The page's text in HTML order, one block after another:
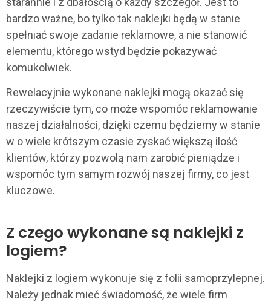
bardzo ważne, bo tylko tak naklejki będą w stanie
spełniać swoje zadanie reklamowe, a nie stanowić
elementu, którego wstyd będzie pokazywać
komukolwiek.
Rewelacyjnie wykonane naklejki mogą okazać się
rzeczywiście tym, co może wspomóc reklamowanie
naszej działalności, dzięki czemu będziemy w stanie
w o wiele krótszym czasie zyskać większą ilość
klientów, którzy pozwolą nam zarobić pieniądze i
wspomóc tym samym rozwój naszej firmy, co jest
kluczowe.
Z czego wykonane są naklejki z
logiem?
Naklejki z logiem wykonuje się z folii samoprzylepnej.
Należy jednak mieć świadomość, że wiele firm